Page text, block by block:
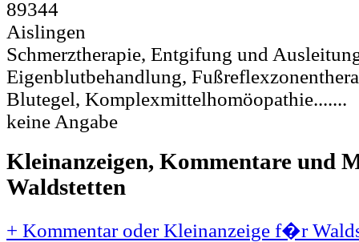
89344
Aislingen
Schmerztherapie, Entgifung und
Eigenblutbehandlung,
Blutegel, Komplexmittelhomöopathie.......
keine Angabe
Kleinanzeigen, Kommentare und
Waldstetten
+ Kommentar oder Kleinanzeige f�r